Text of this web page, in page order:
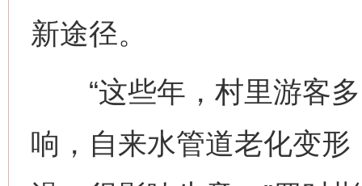
新途径。
“这些年，村里游客多
响，自来水管道老化变